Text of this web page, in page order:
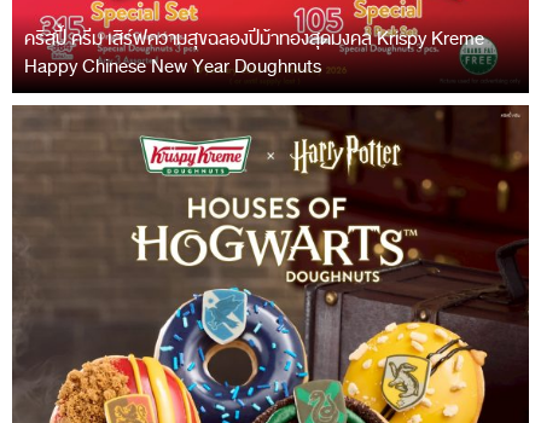
คริสปี้ ครีม เสิร์ฟความสุขฉลองปีม้าทองสุดมงคล Krispy Kreme
Happy Chinese New Year Doughnuts